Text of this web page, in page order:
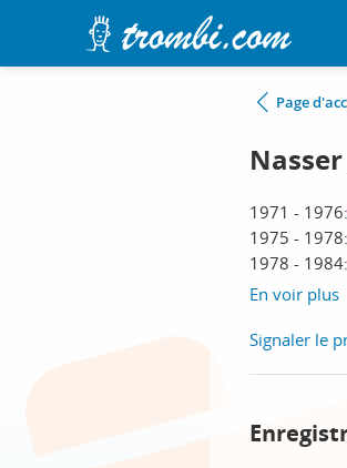
Page
1971 - 1976:
1975 - 1978:
1978 - 1984:
En voir plus
Signaler le